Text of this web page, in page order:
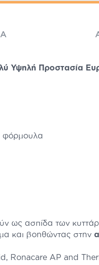
Υψηλή Προστασία
φόρμουλα
ως ασπίδα των
και βοηθώντας στην
Ronacare AP and